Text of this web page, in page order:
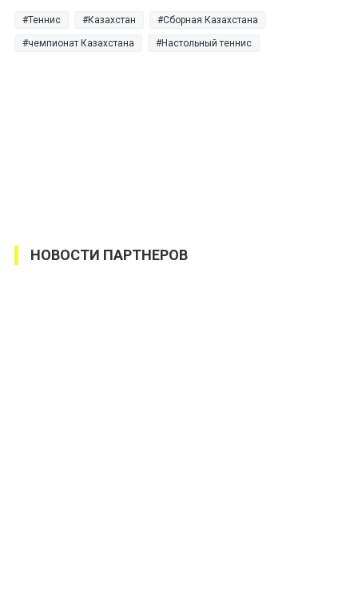
Теннис Казахстан Сборная Казахстана
чемпионат Казахстана Настольный теннис
НОВОСТИ ПАРТНЕРОВ